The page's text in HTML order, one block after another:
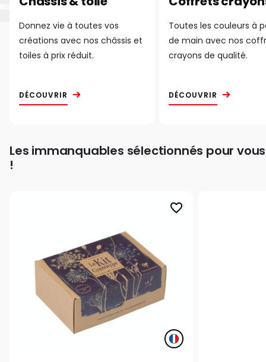
Donnez vie à toutes vos
créations avec nos châssis et
toiles à prix réduit.
DÉCOUVRIR
Toutes les couleurs à
de main avec nos
crayons de qualité.
DÉCOUVRIR
Les immanquables sélectionnés pour vous
!
favorite_border